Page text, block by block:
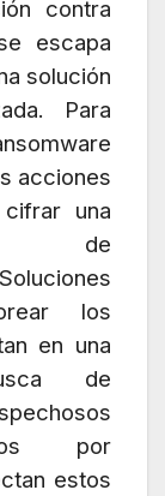
contra
escapa
solución
Para
acciones
una
de
los
en una
de
por
estos